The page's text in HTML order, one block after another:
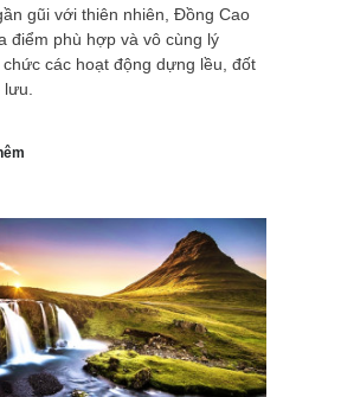
gũi với thiên nhiên, Đồng Cao
điểm phù hợp và vô cùng lý
các hoạt động dựng lều, đốt